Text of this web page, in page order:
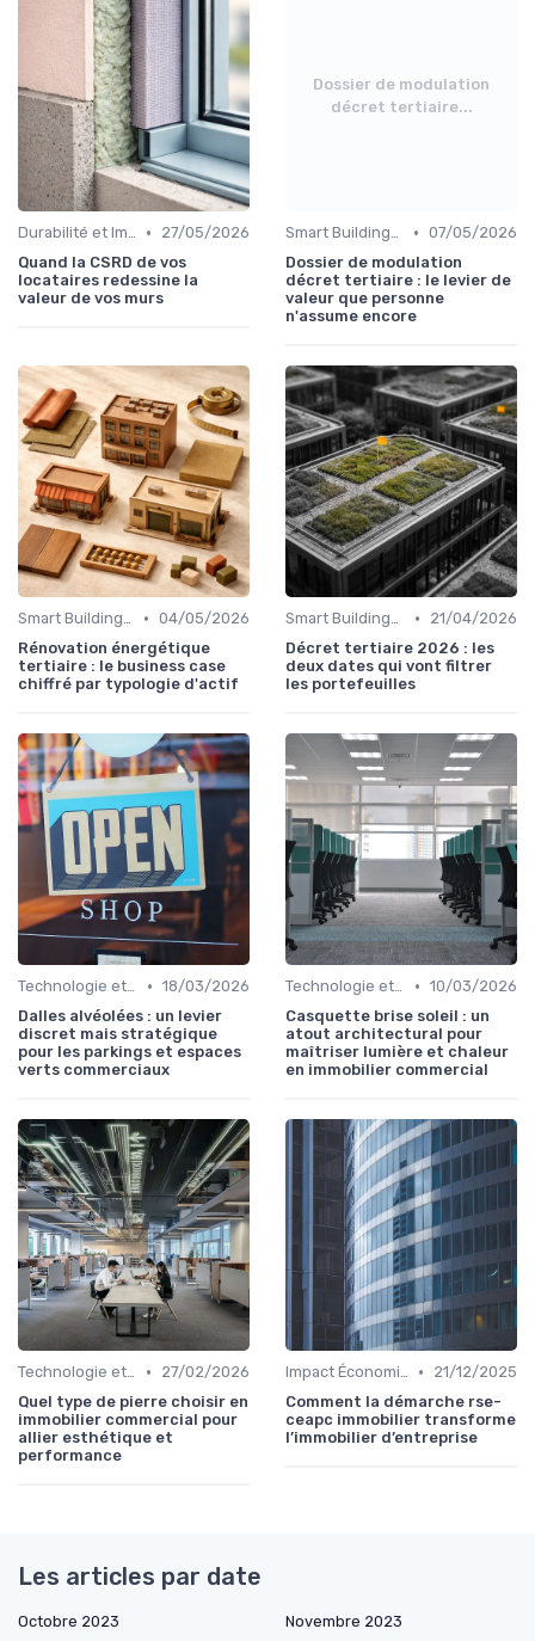
Durabilité et Immobilier Éco-responsable •
27/05/2026
Quand la CSRD de vos
locataires redessine la
valeur de vos murs
Dossier de modulation
décret tertiaire...
Smart Buildings et Efficacité Énergétique • 07/05/2026
Dossier de modulation
décret tertiaire : le levier de
valeur que personne
n'assume encore
Smart Buildings et Efficacité Énergétique • 04/05/2026
Rénovation énergétique
tertiaire : le business case
chiffré par typologie d'actif
Smart Buildings et Efficacité Énergétique •
21/04/2026
Décret tertiaire 2026 : les
deux dates qui vont filtrer
les portefeuilles
Technologie et Innovation en Gestion Immobilière • 18/03/2026
Dalles alvéolées : un levier
discret mais stratégique
pour les parkings et espaces
verts commerciaux
Technologie et Innovation en Gestion Immobilière • 10/03/2026
Casquette brise soleil : un
atout architectural pour
maîtriser lumière et chaleur
en immobilier commercial
Technologie et Innovation en Gestion Immobilière •
27/02/2026
Quel type de pierre choisir en
immobilier commercial pour
allier esthétique et
performance
Impact Économique et Financier •
21/12/2025
Comment la démarche rse-
ceapc immobilier transforme
l’immobilier d’entreprise
Les articles par date
Octobre 2023
Novembre 2023